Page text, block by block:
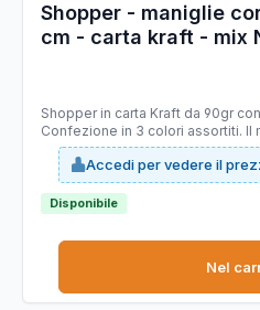
Shopper - maniglie
cm - carta kraft - mix
Shopper in carta Kraft da 90gr
Confezione in 3 colori assortiti. Il mix comprende 10 pz in oro,
10 pz in rosso e 5 in argento
Accedi per vedere il
Disponibile
Nel